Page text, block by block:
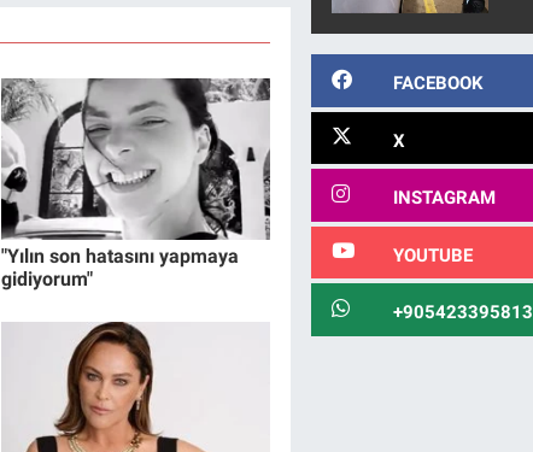
"Yılın son hatasını yapmaya
gidiyorum"
FACEBOOK
X
INSTAGRAM
YOUTUBE
+905423395813